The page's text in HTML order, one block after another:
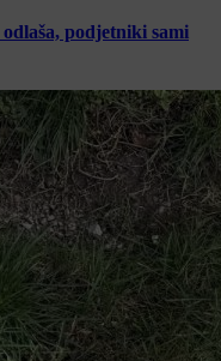
podjetniki sami